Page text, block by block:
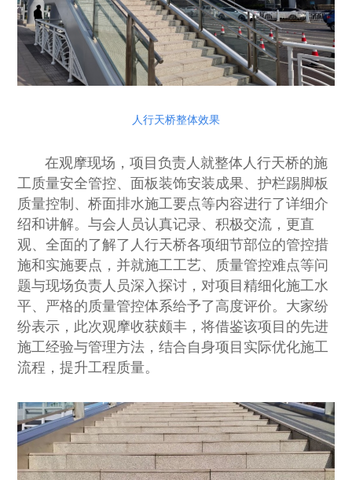
人行天桥整体效果
在观摩现场，项目负责人就整体人行天桥的施
工质量安全管控、面板装饰安装成果、护栏踢脚板
质量控制、桥面排水施工要点等内容进行了详细介
绍和讲解。与会人员认真记录、积极交流，更直
观、全面的了解了人行天桥各项细节部位的管控措
施和实施要点，并就施工工艺、质量管控难点等问
题与现场负责人员深入探讨，对项目精细化施工水
平、严格的质量管控体系给予了高度评价。大家纷
纷表示，此次观摩收获颇丰，将借鉴该项目的先进
施工经验与管理方法，结合自身项目实际优化施工
流程，提升工程质量。